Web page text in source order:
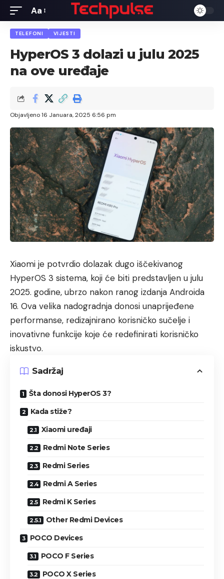
Font
Resizer
Aa
TELEFONI VIJESTI
HyperOS 3 dolazi u julu 2025
na ove uređaje
Objavljeno 16 Januara, 2025 6:56 pm
Xiaomi je potvrdio dolazak dugo iščekivanog
HyperOS 3 sistema, koji će biti predstavljen u julu
2025. godine, ubrzo nakon ranog izdanja Androida
16. Ova velika nadogradnja donosi unaprijeđene
performanse, redizajnirano korisničko sučelje i
inovativne funkcije koje će redefinirati korisničko
iskustvo.
Sadržaj
Šta donosi HyperOS 3?
Kada stiže?
Xiaomi uređaji
Redmi Note Series
Redmi Series
Redmi A Series
Redmi K Series
Other Redmi Devices
POCO Devices
POCO F Series
POCO X Series